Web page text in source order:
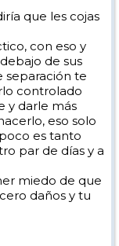
que van
si se tratara de
para niños?
que les cojas
con eso y
de sus
separación te
controlado
y darle más
eso solo
es tanto
par de días y a
miedo de que
daños y tu